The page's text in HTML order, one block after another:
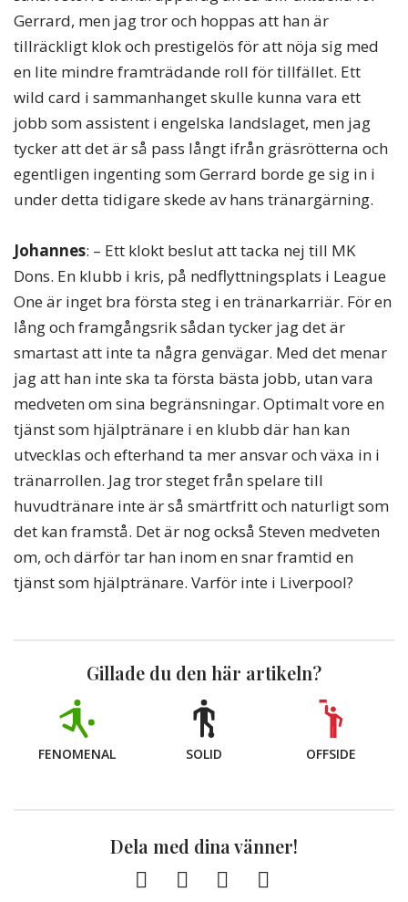
Gerrard, men jag tror och hoppas att han är
tillräckligt klok och prestigelös för att nöja sig med
en lite mindre framträdande roll för tillfället. Ett
wild card i sammanhanget skulle kunna vara ett
jobb som assistent i engelska landslaget, men jag
tycker att det är så pass långt ifrån gräsrötterna och
egentligen ingenting som Gerrard borde ge sig in i
under detta tidigare skede av hans tränargärning.
Johannes: – Ett klokt beslut att tacka nej till MK
Dons. En klubb i kris, på nedflyttningsplats i League
One är inget bra första steg i en tränarkarriär. För en
lång och framgångsrik sådan tycker jag det är
smartast att inte ta några genvägar. Med det menar
jag att han inte ska ta första bästa jobb, utan vara
medveten om sina begränsningar. Optimalt vore en
tjänst som hjälptränare i en klubb där han kan
utvecklas och efterhand ta mer ansvar och växa in i
tränarrollen. Jag tror steget från spelare till
huvudtränare inte är så smärtfritt och naturligt som
det kan framstå. Det är nog också Steven medveten
om, och därför tar han inom en snar framtid en
tjänst som hjälptränare. Varför inte i Liverpool?
Gillade du den här artikeln?
FENOMENAL SOLID OFFSIDE
Dela med dina vänner!
FacebookTwitter
Kopiera
till